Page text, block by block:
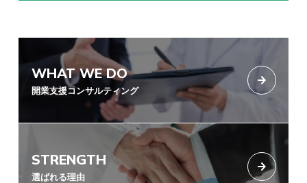
WHAT WE DO
開業支援コンサルティング
STRENGTH
選ばれる理由